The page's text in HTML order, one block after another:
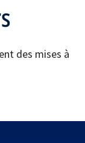
des mises à